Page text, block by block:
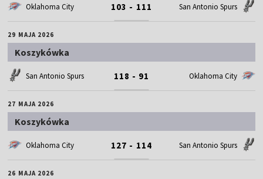
Oklahoma City 103 - 111 San Antonio Spurs
29 MAJA 2026
Koszykówka
San Antonio Spurs 118 - 91 Oklahoma City
27 MAJA 2026
Koszykówka
Oklahoma City 127 - 114 San Antonio Spurs
26 MAJA 2026